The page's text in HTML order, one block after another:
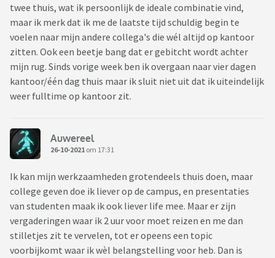
twee thuis, wat ik persoonlijk de ideale combinatie vind,
maar ik merk dat ik me de laatste tijd schuldig begin te
voelen naar mijn andere collega's die wél altijd op kantoor
zitten. Ook een beetje bang dat er gebitcht wordt achter
mijn rug. Sinds vorige week ben ik overgaan naar vier dagen
kantoor/één dag thuis maar ik sluit niet uit dat ik uiteindelijk
weer fulltime op kantoor zit.
Auwereel
26-10-2021 om 17:31
Ik kan mijn werkzaamheden grotendeels thuis doen, maar
college geven doe ik liever op de campus, en presentaties
van studenten maak ik ook liever life mee. Maar er zijn
vergaderingen waar ik 2 uur voor moet reizen en me dan
stilletjes zit te vervelen, tot er opeens een topic
voorbijkomt waar ik wèl belangstelling voor heb. Dan is